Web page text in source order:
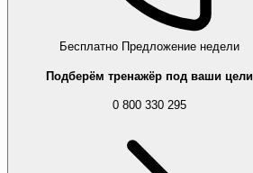
Бесплатно Предложение недели
Подберём тренажёр под ваши цели
0 800 330 295